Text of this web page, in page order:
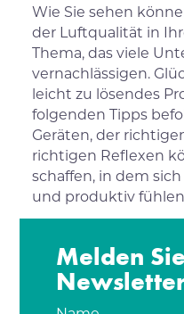
Wie Sie sehen
der Luftqualität in
Thema, das viele
vernachlässigen.
leicht zu lösendes
folgenden Tipps
Geräten, der
richtigen Reflexen
schaffen, in dem
und produktiv
Melden